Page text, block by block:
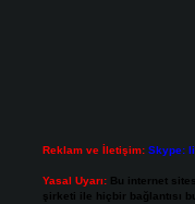
Reklam ve İletişim: Skype:
Yasal Uyarı: Bu internet
şirketi ile hiçbir bağlantısı